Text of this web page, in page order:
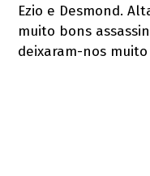
Ezio e Desmond.
muito bons
deixaram-nos muito